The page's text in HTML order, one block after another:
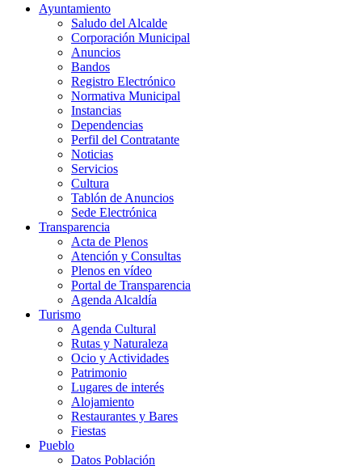
Ayuntamiento
Saludo del Alcalde
Corporación Municipal
Anuncios
Bandos
Registro Electrónico
Normativa Municipal
Instancias
Dependencias
Perfil del Contratante
Noticias
Servicios
Cultura
Tablón de Anuncios
Sede Electrónica
Transparencia
Acta de Plenos
Atención y Consultas
Plenos en vídeo
Portal de Transparencia
Agenda Alcaldía
Turismo
Agenda Cultural
Rutas y Naturaleza
Ocio y Actividades
Patrimonio
Lugares de interés
Alojamiento
Restaurantes y Bares
Fiestas
Pueblo
Datos Población